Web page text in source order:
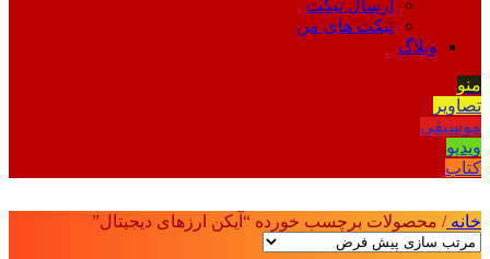
ارسال تیکت
تیکت های من
وبلاگ
منو
تصاویر
موسیقی
ویدیو
کتاب
خانه/ محصولات برچسب خورده “آیکن ارزهای دیجیتال”